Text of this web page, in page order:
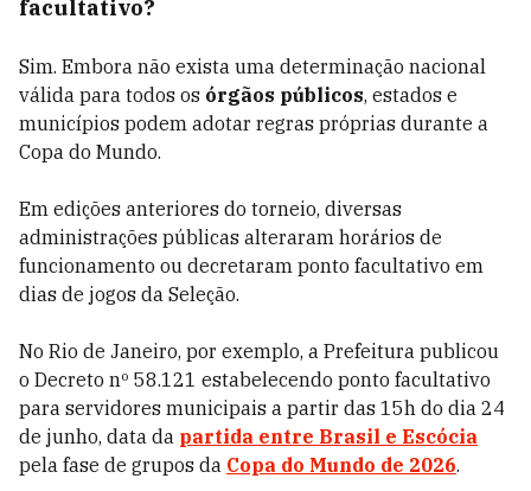
facultativo?
Sim. Embora não exista uma determinação nacional
válida para todos os órgãos públicos, estados e
municípios podem adotar regras próprias durante a
Copa do Mundo.
Em edições anteriores do torneio, diversas
administrações públicas alteraram horários de
funcionamento ou decretaram ponto facultativo em
dias de jogos da Seleção.
No Rio de Janeiro, por exemplo, a Prefeitura publicou
o Decreto nº 58.121 estabelecendo ponto facultativo
para servidores municipais a partir das 15h do dia 24
de junho, data da partida entre Brasil e Escócia
pela fase de grupos da Copa do Mundo de 2026.